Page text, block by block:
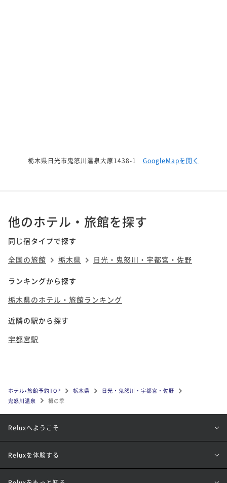
栃木県日光市鬼怒川温泉大原1438-1 GoogleMapを開く
他のホテル・旅館を探す
同じ宿タイプで探す
全国の旅館
栃木県 日光・鬼怒川・宇都宮・佐野
ランキングから探す
栃木県のホテル・旅館ランキング
近隣の駅から探す
宇都宮駅
ホテル•旅館予約TOP 栃木県
日光・鬼怒川・宇都宮・佐野
鬼怒川温泉
栂の季
Reluxへようこそ
Reluxを体験する